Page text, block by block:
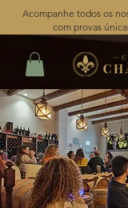
Acompanhe todos os
com provas